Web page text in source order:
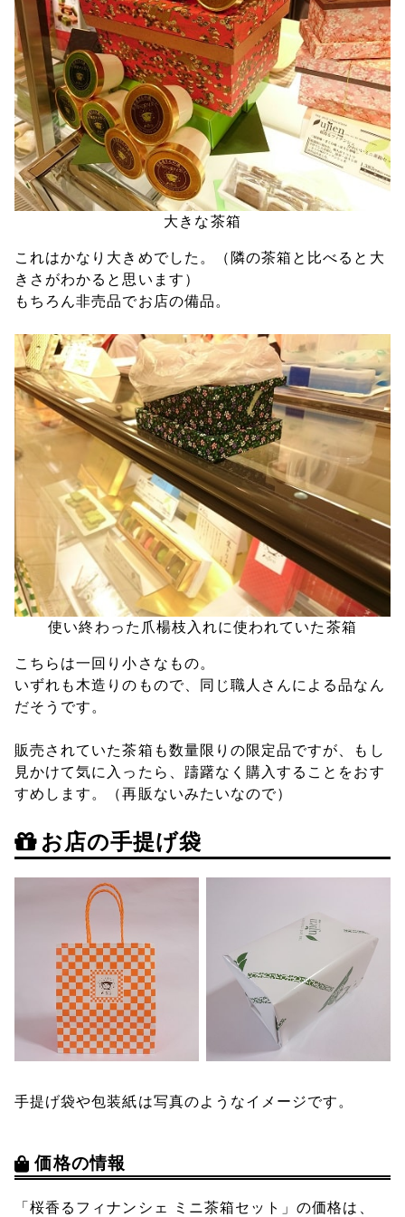
大きな茶箱
これはかなり大きめでした。（隣の茶箱と比べると大
きさがわかると思います）
もちろん非売品でお店の備品。
使い終わった爪楊枝入れに使われていた茶箱
こちらは一回り小さなもの。
いずれも木造りのもので、同じ職人さんによる品なん
だそうです。
販売されていた茶箱も数量限りの限定品ですが、もし
見かけて気に入ったら、躊躇なく購入することをおす
すめします。（再販ないみたいなので）
お店の手提げ袋
手提げ袋や包装紙は写真のようなイメージです。
価格の情報
「桜香るフィナンシェ ミニ茶箱セット」の価格は、